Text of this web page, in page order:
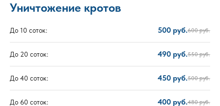
Уничтожение кротов
До 10 соток: 500 руб.600 руб.
До 20 соток: 490 руб.550 руб.
До 40 соток: 450 руб.500 руб.
До 60 соток: 400 руб.480 руб.